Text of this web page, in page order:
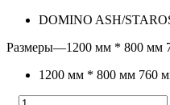
DOMINO ASH/
Размеры—1200 мм * 800 мм
1200 мм * 800 мм 760